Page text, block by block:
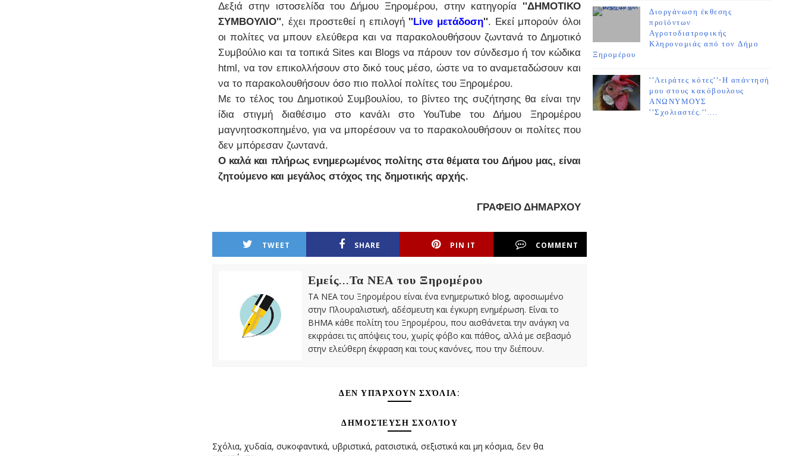
Δεξιά στην ιστοσελίδα του Δήμου Ξηρομέρου, στην κατηγορία ''ΔΗΜΟΤΙΚΟ
ΣΥΜΒΟΥΛΙΟ'', έχει προστεθεί η επιλογή ''Live μετάδοση''. Εκεί μπορούν όλοι
οι πολίτες να μπουν ελεύθερα και να παρακολουθήσουν ζωντανά το Δημοτικό
Συμβούλιο και τα τοπικά Sites και Blogs να πάρουν τον σύνδεσμο ή τον κώδικα
html, να τον επικολλήσουν στο δικό τους μέσο, ώστε να το αναμεταδώσουν και
να το παρακολουθήσουν όσο πιο πολλοί πολίτες του Ξηρομέρου.
Με το τέλος του Δημοτικού Συμβουλίου, το βίντεο της συζήτησης θα είναι την
ίδια στιγμή διαθέσιμο στο κανάλι στο YouTube του Δήμου Ξηρομέρου
μαγνητοσκοπημένο, για να μπορέσουν να το παρακολουθήσουν οι πολίτες που
δεν μπόρεσαν ζωντανά.
Ο καλά και πλήρως ενημερωμένος πολίτης στα θέματα του Δήμου μας, είναι
ζητούμενο και μεγάλος στόχος της δημοτικής αρχής.
ΓΡΑΦΕΙΟ ΔΗΜΑΡΧΟΥ
TWEET SHARE PIN IT COMMENT
Εμείς...Τα ΝΕΑ του Ξηρομέρου
ΤΑ ΝΕΑ του Ξηρομέρου είναι ένα ενημερωτικό blog, αφοσιωμένο
στην Πλουραλιστική, αδέσμευτη και έγκυρη ενημέρωση. Είναι το
ΒΗΜΑ κάθε πολίτη του Ξηρομέρου, που αισθάνεται την ανάγκη να
εκφράσει τις απόψεις του, χωρίς φόβο και πάθος, αλλά με σεβασμό
στην ελεύθερη έκφραση και τους κανόνες, που την διέπουν.
ΔΕΝ ΥΠΆΡΧΟΥΝ ΣΧΌΛΙΑ:
ΔΗΜΟΣΊΕΥΣΗ ΣΧΟΛΊΟΥ
Σχόλια, χυδαία, συκοφαντικά, υβριστικά, ρατσιστικά, σεξιστικά και μη κόσμια, δεν θα
Διοργάνωση έκθεσης
προϊόντων
Αγροτοδιατροφικής
Κληρονομιάς από τον Δήμο
Ξηρομέρου
''Λειράτες κότες''-Η απάντησή
μου στους κακόβουλους
ΑΝΩΝΥΜΟΥΣ
''Σχολιαστές.''....